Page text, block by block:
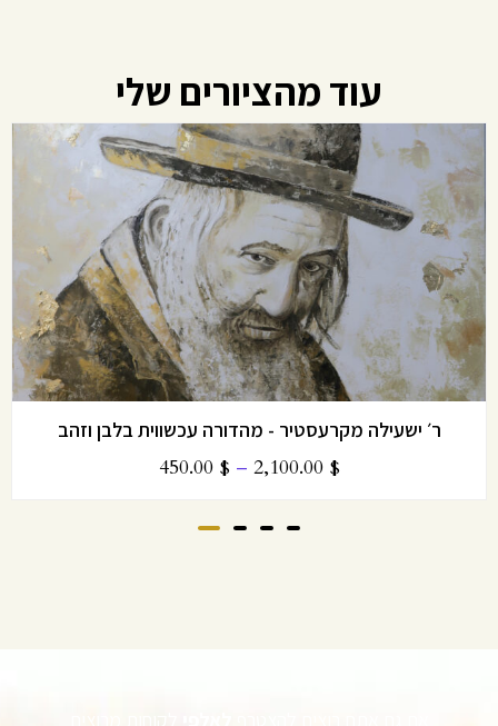
עוד מהציורים שלי
קריעת ים סוף מעגלי
800.00 $ – 3,100.00 $